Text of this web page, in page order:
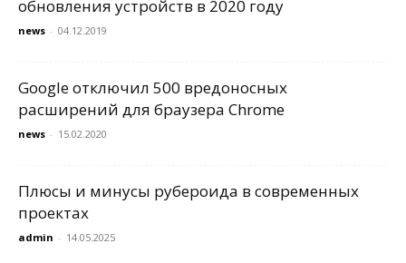
обновления устройств в 2020 году
news - 04.12.2019
Google отключил 500 вредоносных
расширений для браузера Chrome
news - 15.02.2020
Плюсы и минусы рубероида в современных
проектах
admin - 14.05.2025